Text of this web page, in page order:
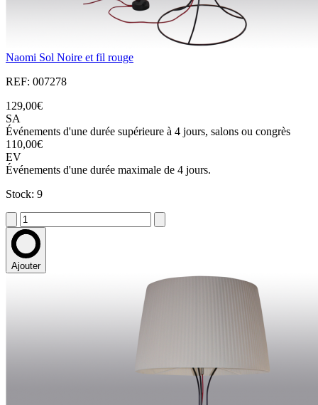
Naomi Sol Noire et fil rouge
REF: 007278
129,00€
SA
Événements d'une durée supérieure à 4 jours, salons ou congrès
110,00€
EV
Événements d'une durée maximale de 4 jours.
Stock: 9
Ajouter